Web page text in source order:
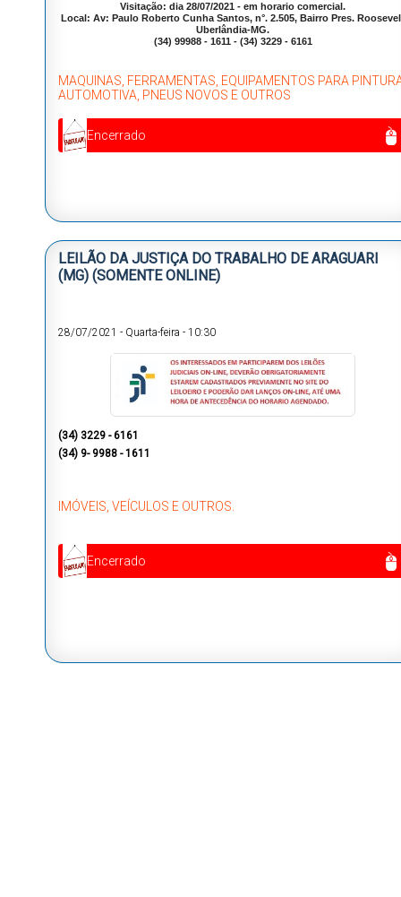
Visitação: dia 28/07/2021 - em horario comercial.
Local: Av: Paulo Roberto Cunha Santos, n°. 2.505, Bairro Pres.
Uberlândia-MG.
(34) 99988 - 1611 - (34) 3229 - 6161
MAQUINAS, FERRAMENTAS, EQUIPAMENTOS PARA
AUTOMOTIVA, PNEUS NOVOS E OUTROS
Encerrado
LEILÃO DA JUSTIÇA DO TRABALHO DE ARAGUARI
(MG) (SOMENTE ONLINE)
28/07/2021 - Quarta-feira - 10:30
(34) 3229 - 6161
(34) 9- 9988 - 1611
IMÓVEIS, VEÍCULOS E OUTROS.
Encerrado